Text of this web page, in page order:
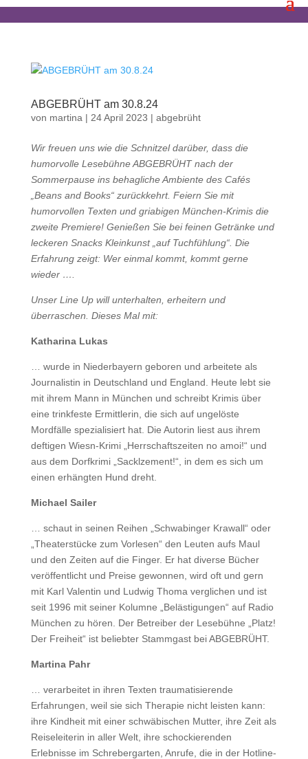
ABGEBRÜHT am 30.8.24
von martina | 24 April 2023 | abgebrüht
Wir freuen uns wie die Schnitzel darüber, dass die
humorvolle Lesebühne ABGEBRÜHT nach der
Sommerpause ins behagliche Ambiente des Cafés
„Beans and Books“ zurückkehrt. Feiern Sie mit
humorvollen Texten und griabigen München-Krimis die
zweite Premiere! Genießen Sie bei feinen Getränke und
leckeren Snacks Kleinkunst „auf Tuchfühlung“. Die
Erfahrung zeigt: Wer einmal kommt, kommt gerne
wieder ….
Unser Line Up will unterhalten, erheitern und
überraschen. Dieses Mal mit:
Katharina Lukas
… wurde in Niederbayern geboren und arbeitete als
Journalistin in Deutschland und England. Heute lebt sie
mit ihrem Mann in München und schreibt Krimis über
eine trinkfeste Ermittlerin, die sich auf ungelöste
Mordfälle spezialisiert hat. Die Autorin liest aus ihrem
deftigen Wiesn-Krimi „Herrschaftszeiten no amoi!“ und
aus dem Dorfkrimi „Sacklzement!“, in dem es sich um
einen erhängten Hund dreht.
Michael Sailer
… schaut in seinen Reihen „Schwabinger Krawall“ oder
„Theaterstücke zum Vorlesen“ den Leuten aufs Maul
und den Zeiten auf die Finger. Er hat diverse Bücher
veröffentlicht und Preise gewonnen, wird oft und gern
mit Karl Valentin und Ludwig Thoma verglichen und ist
seit 1996 mit seiner Kolumne „Belästigungen“ auf Radio
München zu hören. Der Betreiber der Lesebühne „Platz!
Der Freiheit“ ist beliebter Stammgast bei ABGEBRÜHT.
Martina Pahr
… verarbeitet in ihren Texten traumatisierende
Erfahrungen, weil sie sich Therapie nicht leisten kann:
ihre Kindheit mit einer schwäbischen Mutter, ihre Zeit als
Reiseleiterin in aller Welt, ihre schockierenden
Erlebnisse im Schrebergarten, Anrufe, die in der Hotline-